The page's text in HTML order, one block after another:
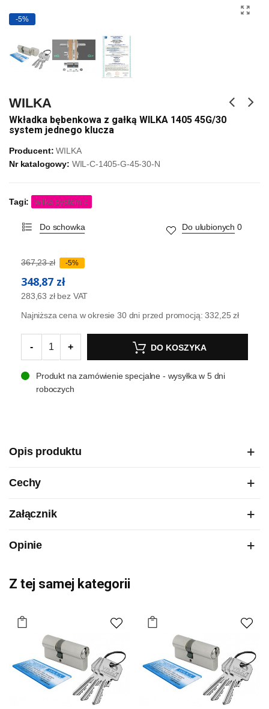
-5%
WILKA
Wkładka bębenkowa z gałką WILKA 1405 45G/30
system jednego klucza
Producent: WILKA
Nr katalogowy: WIL-C-1405-G-45-30-N
Tagi: wilka system c
Do schowka Do ulubionych 0
367,23 zł -5%
348,87 zł
283,63 zł bez VAT
Najniższa cena w okresie 30 dni przed promocją:332,25 zł
- + DO KOSZYKA
Produkt na zamówienie specjalne - wysyłka w 5 dni
roboczych
Opis produktu
Cechy
Załącznik
Opinie
Z tej samej kategorii